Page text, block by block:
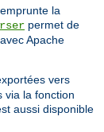
la
permet de
Apache
vers
via la fonction
aussi disponible